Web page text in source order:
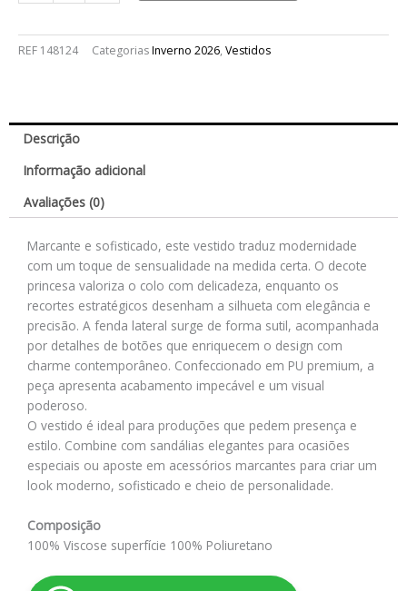
REF 148124 CategoriasInverno 2026, Vestidos
Descrição
Informação adicional
Avaliações (0)
Marcante e sofisticado, este vestido traduz modernidade
com um toque de sensualidade na medida certa. O decote
princesa valoriza o colo com delicadeza, enquanto os
recortes estratégicos desenham a silhueta com elegância e
precisão. A fenda lateral surge de forma sutil, acompanhada
por detalhes de botões que enriquecem o design com
charme contemporâneo. Confeccionado em PU premium, a
peça apresenta acabamento impecável e um visual
poderoso.
O vestido é ideal para produções que pedem presença e
estilo. Combine com sandálias elegantes para ocasiões
especiais ou aposte em acessórios marcantes para criar um
look moderno, sofisticado e cheio de personalidade.
Composição
100% Viscose superfície 100% Poliuretano